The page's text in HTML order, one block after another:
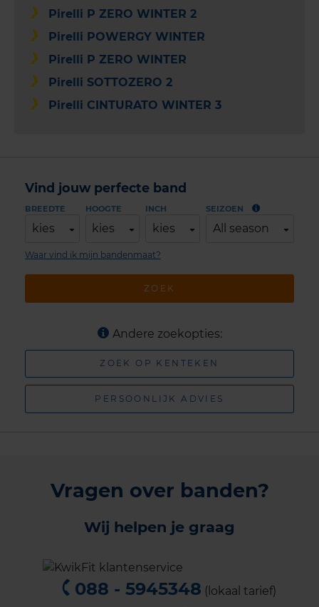
Pirelli P ZERO WINTER 2
Pirelli POWERGY WINTER
Pirelli P ZERO WINTER
Pirelli SOTTOZERO 2
Pirelli CINTURATO WINTER 3
Vind jouw perfecte band
BREEDTE
kies
HOOGTE
kies
INCH
kies
SEIZOEN
All season
ZOEK
Waar vind ik mijn bandenmaat?
Andere zoekopties:
ZOEK OP KENTEKEN
PERSOONLIJK ADVIES
Vragen over banden?
Wij helpen je graag
088 - 5945348 (lokaal tarief)